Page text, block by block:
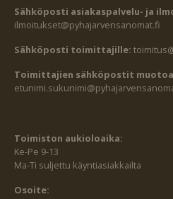
Sähköposti asiakaspalvelu- ja
ilmoitukset@pyhajarvensanomat.fi
Sähköposti toimittajille:
Toimittajien sähköpostit muotoa
Toimiston aukioloaika:
Ke-Pe 9-13
Ma-Ti suljettu käyntiasiakkailta
Osoite: